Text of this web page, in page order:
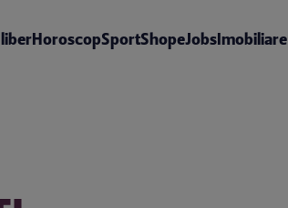
HoroscopSportShopeJobsImobiliare